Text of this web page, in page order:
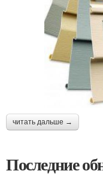
читать дальше →
Последние